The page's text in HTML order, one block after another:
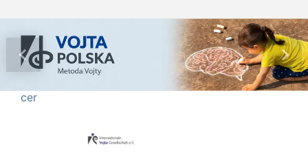
Previous Next
cer